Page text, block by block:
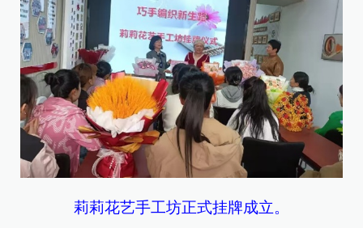
莉莉花艺手工坊正式挂牌成立。